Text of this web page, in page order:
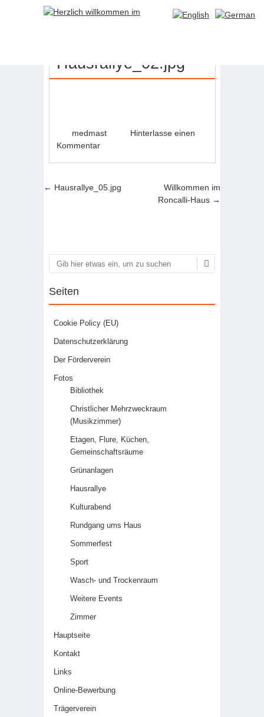
Hausrallye_02.jpg
medmast
Hinterlasse einen
Kommentar
Artikel-Navigation
← Hausrallye_05.jpg
Willkommen im
Roncalli-Haus →
Suchen
Seiten
Cookie Policy (EU)
Datenschutzerklärung
Der Förderverein
Fotos
Bibliothek
Christlicher Mehrzweckraum
(Musikzimmer)
Etagen, Flure, Küchen,
Gemeinschaftsräume
Grünanlagen
Hausrallye
Kulturabend
Rundgang ums Haus
Sommerfest
Sport
Wasch- und Trockenraum
Weitere Events
Zimmer
Hauptseite
Kontakt
Links
Online-Bewerbung
Trägerverein